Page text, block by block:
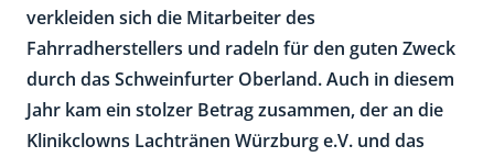
verkleiden sich die Mitarbeiter des
Fahrradherstellers und radeln für den guten Zweck
durch das Schweinfurter Oberland. Auch in diesem
Jahr kam ein stolzer Betrag zusammen, der an die
Klinikclowns Lachtränen Würzburg e.V. und das